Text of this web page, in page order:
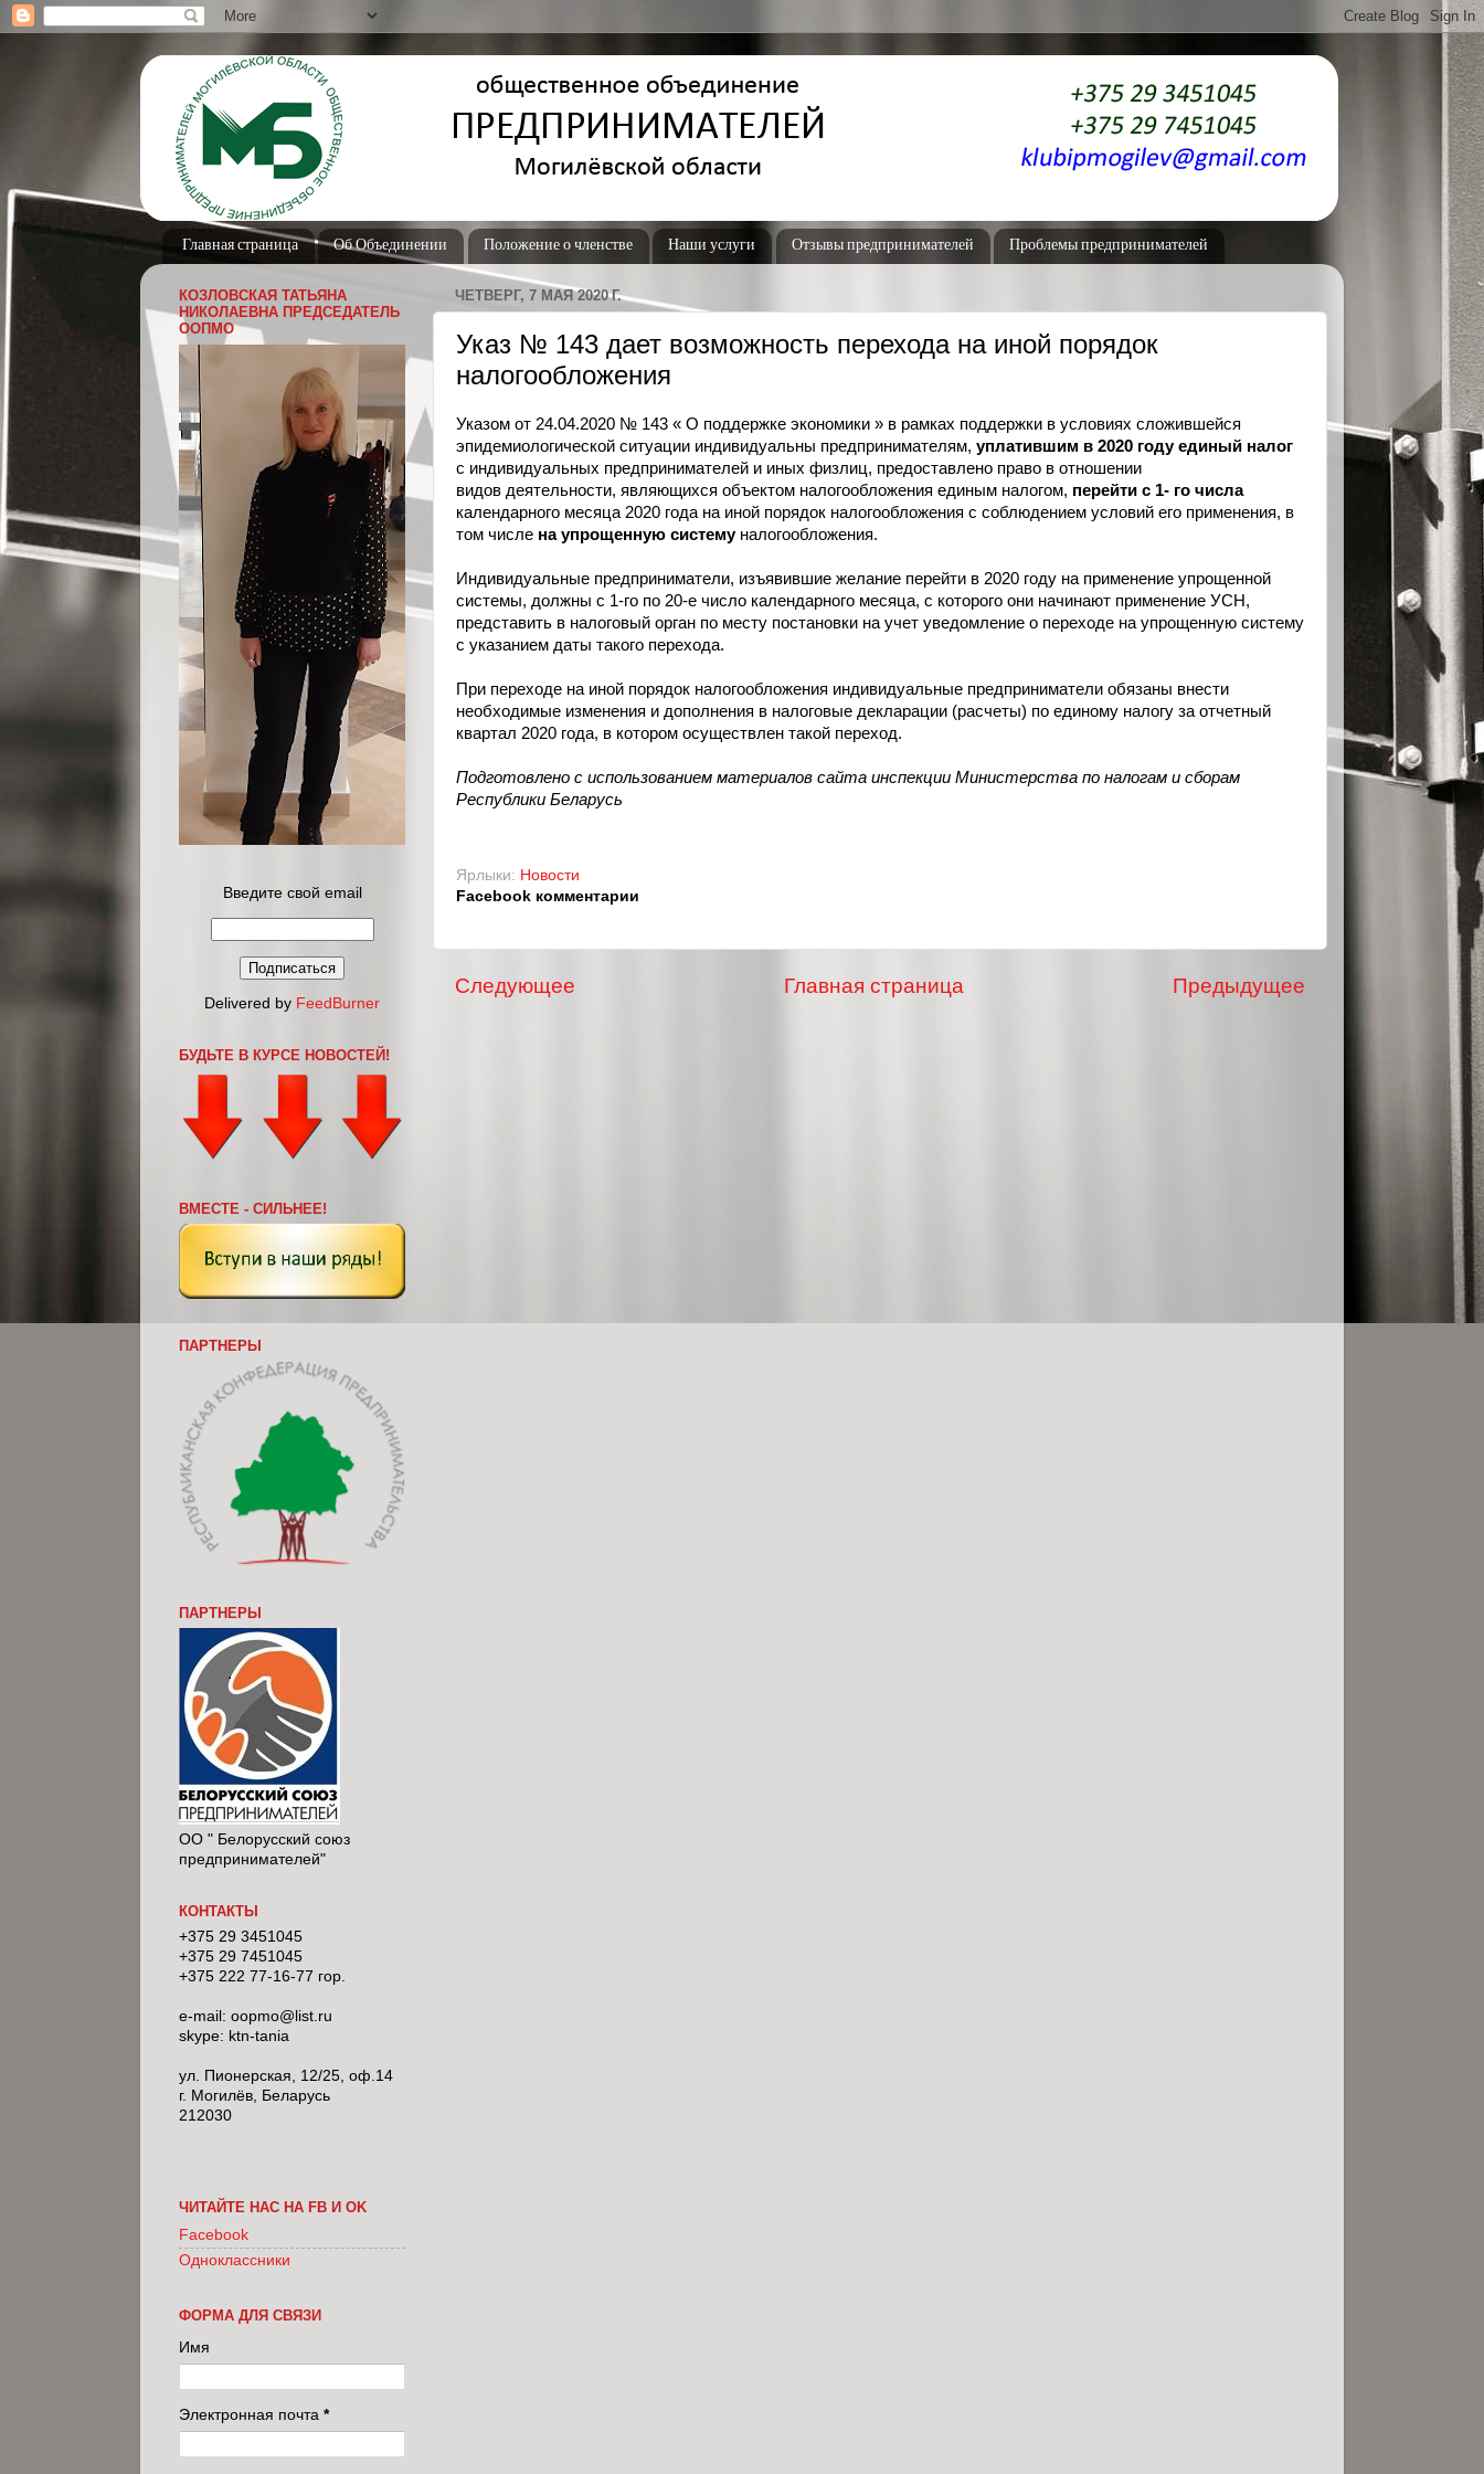
Главная страница Об Объединении Положение о членстве Наши услуги Отзывы предпринимателей Проблемы предпринимателей
ЧЕТВЕРГ, 7 МАЯ 2020 Г.
Указ № 143 дает возможность перехода на иной порядок
налогообложения
Указом от 24.04.2020 № 143 « О поддержке экономики » в рамках поддержки в условиях сложившейся
эпидемиологической ситуации индивидуальны предпринимателям, уплатившим в 2020 году единый налог
с индивидуальных предпринимателей и иных физлиц, предоставлено право в отношении
видов деятельности, являющихся объектом налогообложения единым налогом, перейти с 1- го числа
календарного месяца 2020 года на иной порядок налогообложения с соблюдением условий его применения, в
том числе на упрощенную систему налогообложения.
Индивидуальные предприниматели, изъявившие желание перейти в 2020 году на применение упрощенной
системы, должны с 1-го по 20-е число календарного месяца, с которого они начинают применение УСН,
представить в налоговый орган по месту постановки на учет уведомление о переходе на упрощенную систему
с указанием даты такого перехода.
При переходе на иной порядок налогообложения индивидуальные предприниматели обязаны внести
необходимые изменения и дополнения в налоговые декларации (расчеты) по единому налогу за отчетный
квартал 2020 года, в котором осуществлен такой переход.
Подготовлено с использованием материалов сайта инспекции Министерства по налогам и сборам
Республики Беларусь
Ярлыки: Новости
Facebook комментарии
Следующее Предыдущее
Главная страница
КОЗЛОВСКАЯ ТАТЬЯНА
НИКОЛАЕВНА ПРЕДСЕДАТЕЛЬ
ООПМО
Введите свой email
Delivered by FeedBurner
БУДЬТЕ В КУРСЕ НОВОСТЕЙ!
ВМЕСТЕ - СИЛЬНЕЕ!
ПАРТНЕРЫ
ПАРТНЕРЫ
ОО " Белорусский союз
предпринимателей"
КОНТАКТЫ
+375 29 3451045
+375 29 7451045
+375 222 77-16-77 гор.
e-mail: oopmo@list.ru
skype: ktn-tania
ул. Пионерская, 12/25, оф.14
г. Могилёв, Беларусь
212030
ЧИТАЙТЕ НАС НА FB И OK
Facebook
Одноклассники
ФОРМА ДЛЯ СВЯЗИ
Имя
Электронная почта *